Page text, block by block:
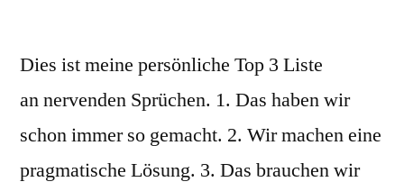
Dies ist meine persönliche Top 3 Liste
an nervenden Sprüchen. 1. Das haben wir
schon immer so gemacht. 2. Wir machen eine
pragmatische Lösung. 3. Das brauchen wir